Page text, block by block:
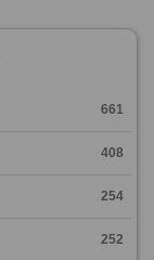
661
408
254
252